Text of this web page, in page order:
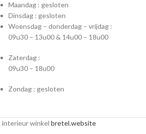
Maandag : gesloten
Dinsdag : gesloten
Woensdag – donderdag – vrijdag :
09u30 – 13u00 & 14u00 – 18u00
Zaterdag :
09u30 – 18u00
Zondag : gesloten
winkel bretel.website